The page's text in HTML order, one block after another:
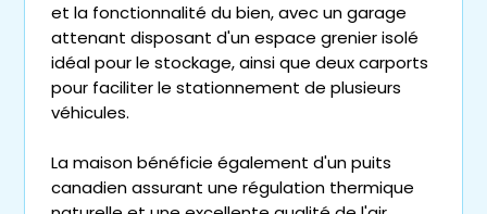
et la fonctionnalité du bien, avec un garage
attenant disposant d'un espace grenier isolé
idéal pour le stockage, ainsi que deux carports
pour faciliter le stationnement de plusieurs
véhicules.
La maison bénéficie également d'un puits
canadien assurant une régulation thermique